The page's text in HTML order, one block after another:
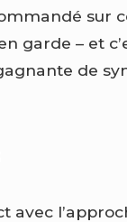
sur
garde – et
de
avec